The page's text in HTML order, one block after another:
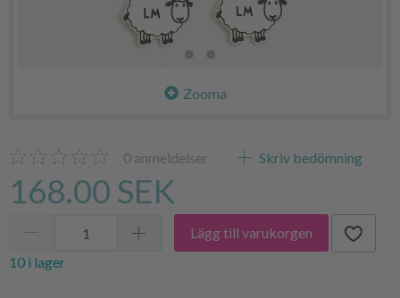
Zooma
0 anmeldelser Skriv bedömning
168.00 SEK
Lägg till varukorgen
10 i lager